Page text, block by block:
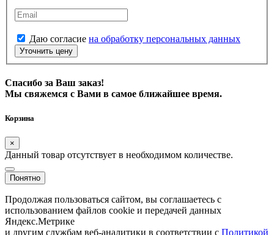
Даю согласие на обработку персональных данных
Уточнить цену
Спасибо за Ваш заказ!
Мы свяжемся с Вами в самое ближайшее время.
Корзина
×
Данный товар отсутствует в необходимом количестве.
Понятно
Продолжая пользоваться сайтом, вы соглашаетесь с
использованием файлов cookie и передачей данных
Яндекс.Метрике
и другим службам веб-аналитики в соответствии с Политикой